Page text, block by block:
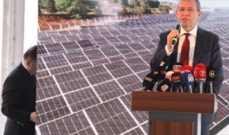
Ağır Sanayi Çözümleri